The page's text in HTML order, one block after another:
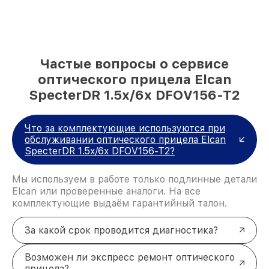
Частые вопросы о сервисе
оптического прицела Elcan
SpecterDR 1.5x/6x DFOV156-T2
Что за комплектующие используются при
обслуживании оптического прицела Elcan
SpecterDR 1.5x/6x DFOV156-T2?
Мы используем в работе только подлинные детали
Elcan или проверенные аналоги. На все
комплектующие выдаём гарантийный талон.
За какой срок проводится диагностика?
Возможен ли экспресс ремонт оптического